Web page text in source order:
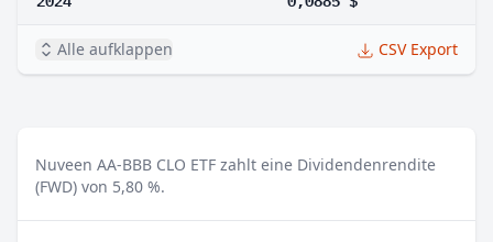
Alle aufklappen CSV Export
Nuveen AA-BBB CLO ETF zahlt eine Dividendenrendite
(FWD) von 5,80 %.